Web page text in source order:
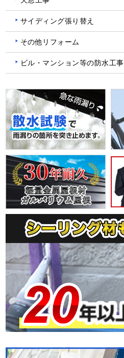
サイディング張り替え
その他リフォーム
ビル・マンション等の防水工事